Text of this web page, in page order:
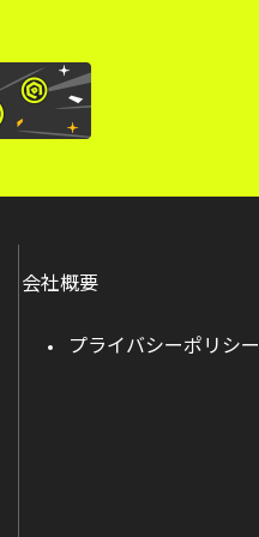
会社概要
プライバシーポリシー